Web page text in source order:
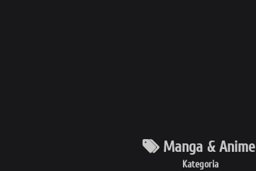
Kategoria
Manga & Anime